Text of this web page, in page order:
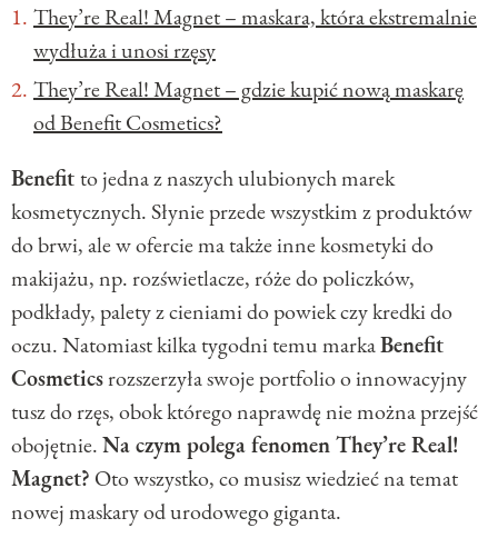
They’re Real! Magnet – maskara, która ekstremalnie
wydłuża i unosi rzęsy
They’re Real! Magnet – gdzie kupić nową maskarę
od Benefit Cosmetics?
Benefitto jedna z naszych ulubionych marek
kosmetycznych. Słynie przede wszystkim z produktów
do brwi, ale w ofercie ma także inne kosmetyki do
makijażu, np. rozświetlacze, róże do policzków,
podkłady, palety z cieniami do powiek czy kredki do
oczu. Natomiast kilka tygodni temu markaBenefit
Cosmeticsrozszerzyła swoje portfolio o innowacyjny
tusz do rzęs, obok którego naprawdę nie można przejść
obojętnie.Na czym polega fenomen They’re Real!
Magnet? Oto wszystko, co musisz wiedzieć na temat
nowej maskary od urodowego giganta.